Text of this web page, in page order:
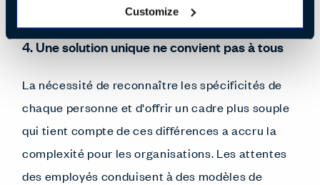
Customize
4. Une solution unique ne convient pas à tous
La nécessité de reconnaître les spécificités de
chaque personne et d'offrir un cadre plus souple
qui tient compte de ces différences a accru la
complexité pour les organisations. Les attentes
des employés conduisent à des modèles de